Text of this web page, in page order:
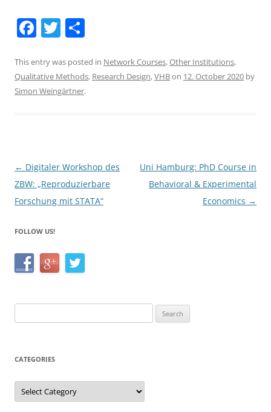
F
c
e
k
T
itt
er
ar
e
This entry was posted in Network Courses,Other Institutions,
Qualitative Methods, Research Design,VHBon 12. October 2020 by
Simon Weingärtner.
Post
navigation
← Digitaler Workshop des
ZBW: „Reproduzierbare
Forschung mit STATA“
Uni Hamburg: PhD Course in
Behavioral & Experimental
Economics →
FOLLOW US!
for:
CATEGORIES
Categories